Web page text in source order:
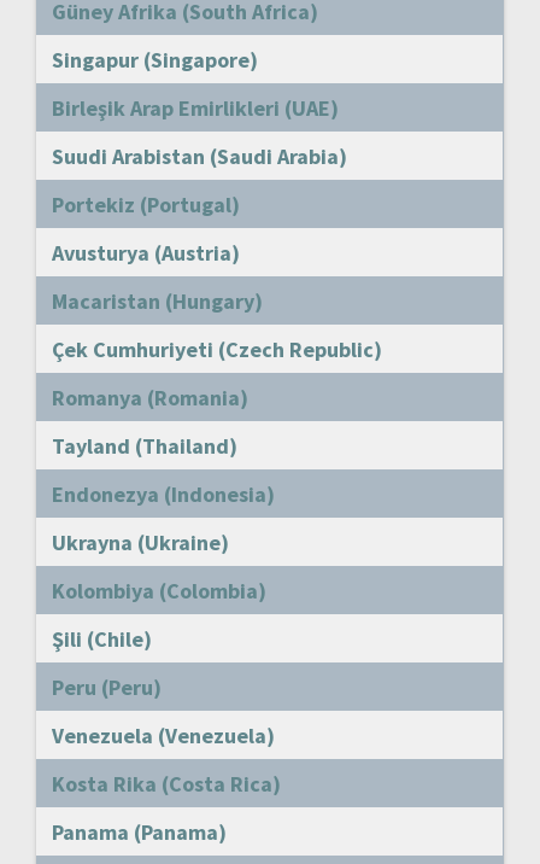
Güney Afrika (South Africa)
Singapur (Singapore)
Birleşik Arap Emirlikleri (UAE)
Suudi Arabistan (Saudi Arabia)
Portekiz (Portugal)
Avusturya (Austria)
Macaristan (Hungary)
Çek Cumhuriyeti (Czech Republic)
Romanya (Romania)
Tayland (Thailand)
Endonezya (Indonesia)
Ukrayna (Ukraine)
Kolombiya (Colombia)
Şili (Chile)
Peru (Peru)
Venezuela (Venezuela)
Kosta Rika (Costa Rica)
Panama (Panama)